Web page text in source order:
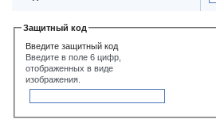
Защитный код
Введите защитный код
Введите в поле 6 цифр,
отображенных в виде
изображения.